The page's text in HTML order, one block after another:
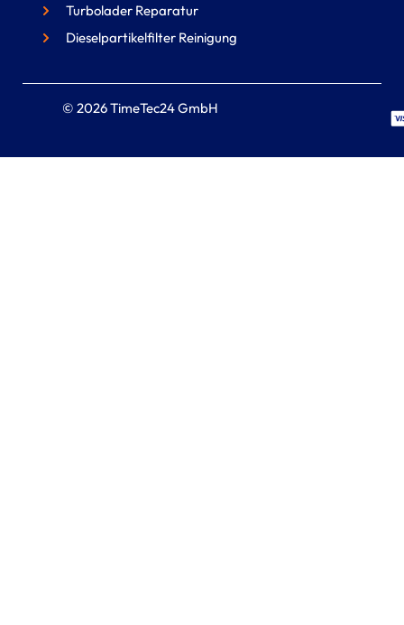
Turbolader Reparatur
Dieselpartikelfilter Reinigung
© 2026 TimeTec24 GmbH